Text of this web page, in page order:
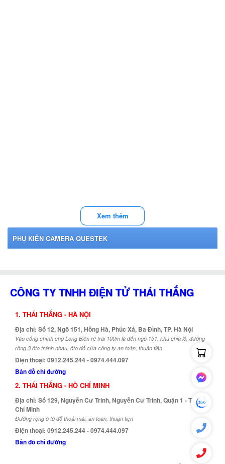
Xem thêm
PHỤ KIỆN CAMERA QUESTEK
CÔNG TY TNHH ĐIỆN TỬ THÁI THẮNG
1. THÁI THẮNG - HÀ NỘI
Địa chỉ: Số 12, Ngõ 151, Hồng Hà, Phúc Xá, Ba Đình, TP. Hà Nội
Vào cổng chính chợ Long Biên rẽ trái 100m là đến ngõ 151, khu chia lô, đường
rộng 3 ôto tránh nhau, ôto đỗ cửa công ty an toàn, thuận tiện
Điện thoại: 0912.245.244 - 0974.444.097
Bản đồ chỉ đường
2. THÁI THẮNG - HỒ CHÍ MINH
Địa chỉ: Số 129, Nguyễn Cư Trinh, Nguyễn Cư Trinh, Quận 1 - TP. Hồ
Chí Minh
Đường rộng ô tô đỗ thoải mái, an toàn, thuận tiện
Điện thoại: 0912.245.244 - 0974.444.097
Bản đồ chỉ đường